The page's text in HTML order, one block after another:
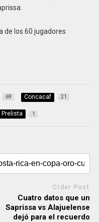
de los 60 jugadores
69 Concacaf 21
Prelista 1
Older Post
Cuatro datos que un
Saprissa vs Alajuelense
dejó para el recuerdo